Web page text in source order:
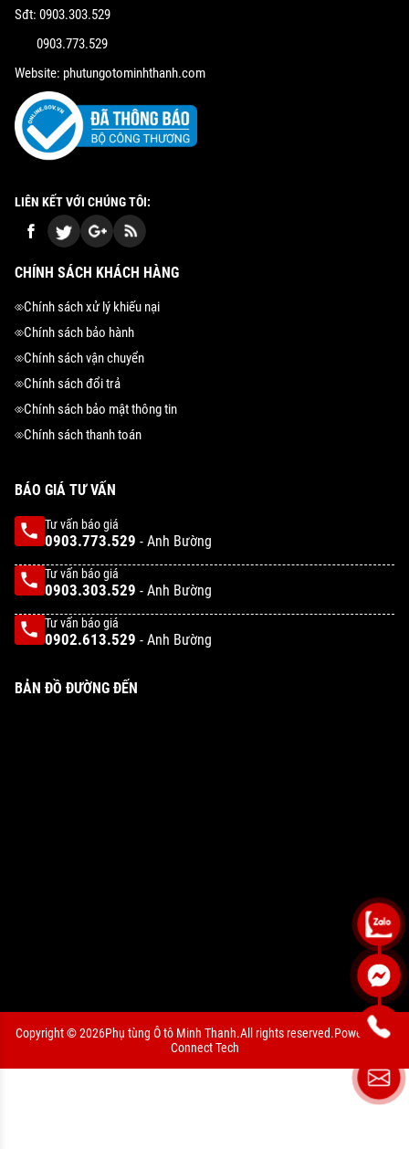
Sđt: 0903.303.529
0903.773.529
Website: phutungotominhthanh.com
LIÊN KẾT VỚI CHÚNG TÔI:
CHÍNH SÁCH KHÁCH HÀNG
Chính sách xử lý khiếu nại
Chính sách bảo hành
Chính sách vận chuyển
Chính sách đổi trả
Chính sách bảo mật thông tin
Chính sách thanh toán
BÁO GIÁ TƯ VẤN
Tư vấn báo giá
0903.773.529 - Anh Bường
Tư vấn báo giá
0903.303.529 - Anh Bường
Tư vấn báo giá
0902.613.529 - Anh Bường
BẢN ĐỒ ĐƯỜNG ĐẾN
Copyright © 2026Phụ tùng Ô tô Minh Thanh.All rights reserved.Powered by
Connect Tech